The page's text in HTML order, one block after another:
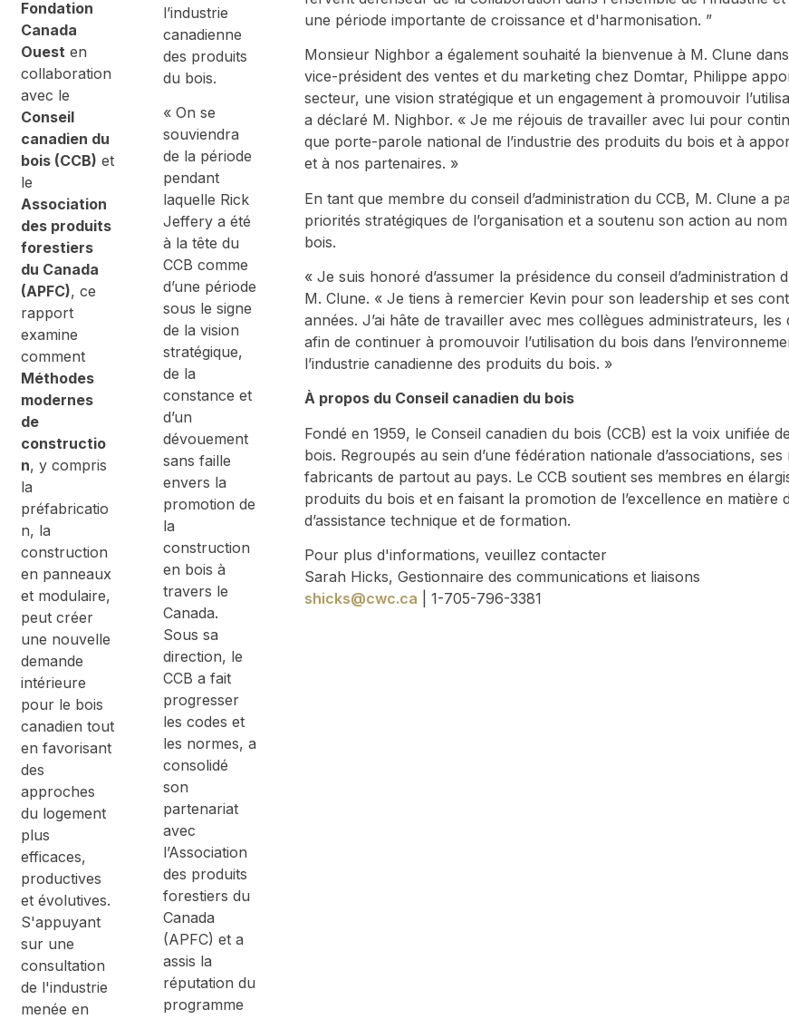
Fondation
Canada
Ouest en
collaboration
avec le
Conseil
canadien du
bois (CCB) et
le
Association
des produits
forestiers
du Canada
(APFC), ce
rapport
examine
comment
Méthodes
modernes
de
constructio
n, y compris
la
préfabricatio
n, la
construction
en panneaux
et modulaire,
peut créer
une nouvelle
demande
intérieure
pour le bois
canadien tout
en favorisant
des
approches
du logement
plus
efficaces,
productives
et évolutives.
S'appuyant
sur une
consultation
de l'industrie
menée en
l’industrie
canadienne
des produits
du bois.
« On se
souviendra
de la période
pendant
laquelle Rick
Jeffery a été
à la tête du
CCB comme
d’une période
sous le signe
de la vision
stratégique,
de la
constance et
d’un
dévouement
sans faille
envers la
promotion de
la
construction
en bois à
travers le
Canada.
Sous sa
direction, le
CCB a fait
progresser
les codes et
les normes, a
consolidé
son
partenariat
avec
l’Association
des produits
forestiers du
Canada
(APFC) et a
assis la
réputation du
programme
une période importante de croissance et d'harmonisation. ”
Monsieur Nighbor a également souhaité la bienvenue à M. Clune
vice-président des ventes et du marketing chez Domtar, Philippe
secteur, une vision stratégique et un engagement à promouvoir
a déclaré M. Nighbor. « Je me réjouis de travailler avec lui pour
que porte-parole national de l’industrie des produits du bois et à
et à nos partenaires. »
En tant que membre du conseil d’administration du CCB, M. Clune a
priorités stratégiques de l’organisation et a soutenu son action au
bois.
« Je suis honoré d’assumer la présidence du conseil d’administration
M. Clune. « Je tiens à remercier Kevin pour son leadership et ses
années. J’ai hâte de travailler avec mes collègues administrateurs, les
afin de continuer à promouvoir l’utilisation du bois dans
l’industrie canadienne des produits du bois. »
À propos du Conseil canadien du bois
Fondé en 1959, le Conseil canadien du bois (CCB) est la voix unifiée
bois. Regroupés au sein d’une fédération nationale d’associations,
fabricants de partout au pays. Le CCB soutient ses membres en
produits du bois et en faisant la promotion de l’excellence en matière
d’assistance technique et de formation.
Pour plus d'informations, veuillez contacter
Sarah Hicks, Gestionnaire des communications et liaisons
shicks@cwc.ca | 1-705-796-3381